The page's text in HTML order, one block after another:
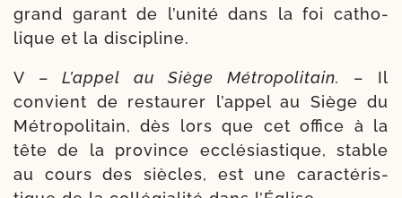
grand garant de l’u­ni­té dans la foi catho­
lique et la discipline.
V –L’appel au Siège Métropolitain.
– Il
convient de res­tau­rer l’ap­pel au Siège du
Métropolitain, dès lors que cet office à la
tête de la pro­vince ecclé­sias­tique, stable
au cours des siècles, est une carac­té­ris­